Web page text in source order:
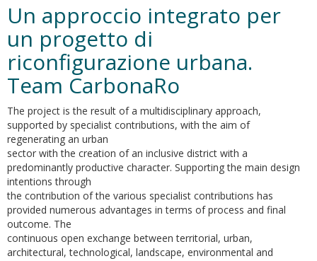
Metropolitan
Landscapes
and
Daily
Mobility
Flows
the
Italian
Context.
An
Analysis
Based
on
the
Theory
of
Graphs
Un approccio integrato per
un progetto di
riconfigurazione urbana.
Team CarbonaRo
The project is the result of a multidisciplinary approach,
supported by specialist contributions, with the aim of
regenerating an urban
sector with the creation of an inclusive district with a
predominantly productive character. Supporting the main design
intentions through
the contribution of the various specialist contributions has
provided numerous advantages in terms of process and final
outcome. The
continuous open exchange between territorial, urban,
architectural, technological, landscape, environmental and